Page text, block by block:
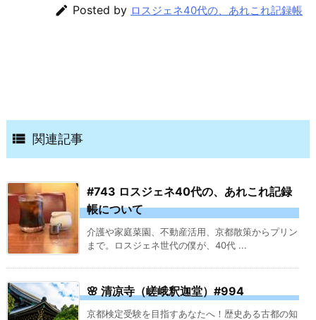
 Posted by ロスジェネ40代の、あれこれ記録帳
 関連記事
#743 ロスジェネ40代の、あれこれ記録
帳について
介護や家庭菜園、不動産活用、京都散策からプリン
まで。ロスジェネ世代の僕が、40代 ...
🌸 清凉寺（嵯峨釈迦堂）#994
京都検定受験を目指すあなたへ！歴史ある古都の知